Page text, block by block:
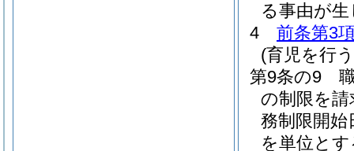
る事由が
4
前条第3
(育児を行
第9条の9
の制限を
務制限開始
を単位と